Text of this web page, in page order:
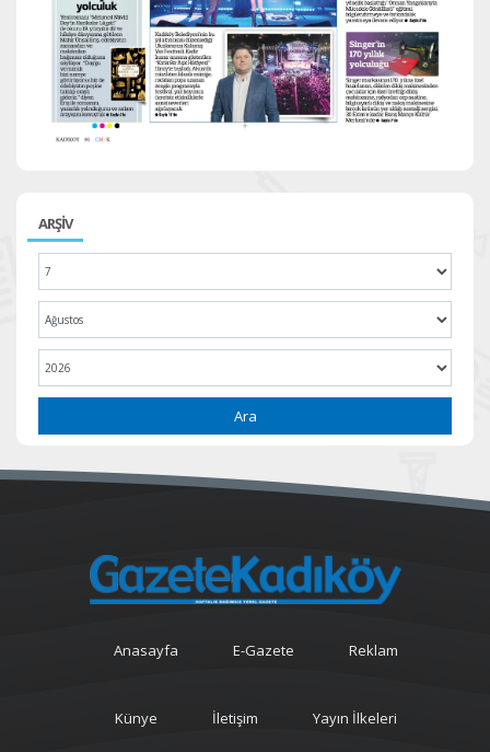
ARŞİV
Ara
Anasayfa E-Gazete Reklam
Künye İletişim Yayın İlkeleri